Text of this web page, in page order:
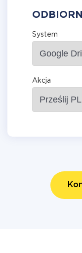
System
Akcja